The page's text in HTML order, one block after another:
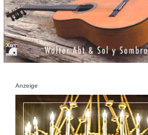
Anzeige